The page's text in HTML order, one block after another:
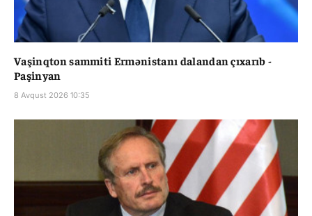
Vaşinqton sammiti Ermənistanı dalandan çıxarıb -
Paşinyan
8 Avqust 2026 10:35